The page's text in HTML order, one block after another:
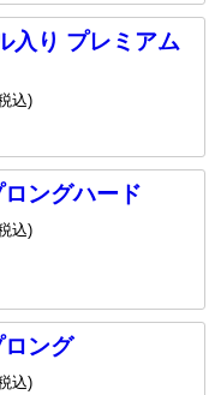
入り プレミアム
込)
ングハード
込)
ング
込)